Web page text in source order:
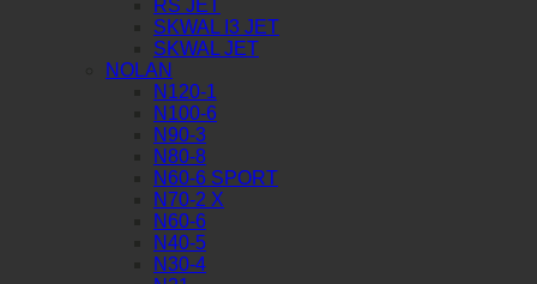
RS JET
SKWAL I3 JET
SKWAL JET
NOLAN
N120-1
N100-6
N90-3
N80-8
N60-6 SPORT
N70-2 X
N60-6
N40-5
N30-4